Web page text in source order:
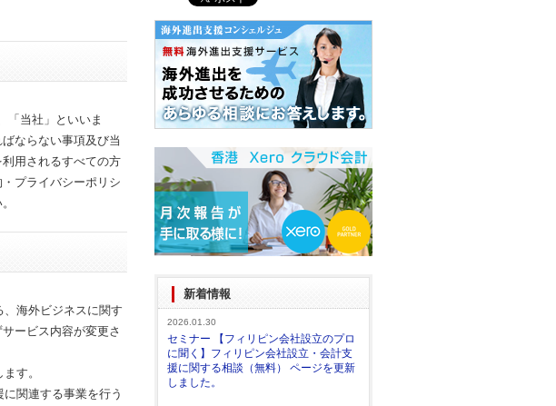
「当社」といいま
ならない事項及び当
用されるすべての方
プライバシーポリシ
海外ビジネスに関す
ービス内容が変更さ
す。
関連する事業を行う
新着情報
2026.01.30
セミナー 【フィリピン会社設立のプロ
に聞く】フィリピン会社設立・会計支
援に関する相談（無料） ページを更新
しました。